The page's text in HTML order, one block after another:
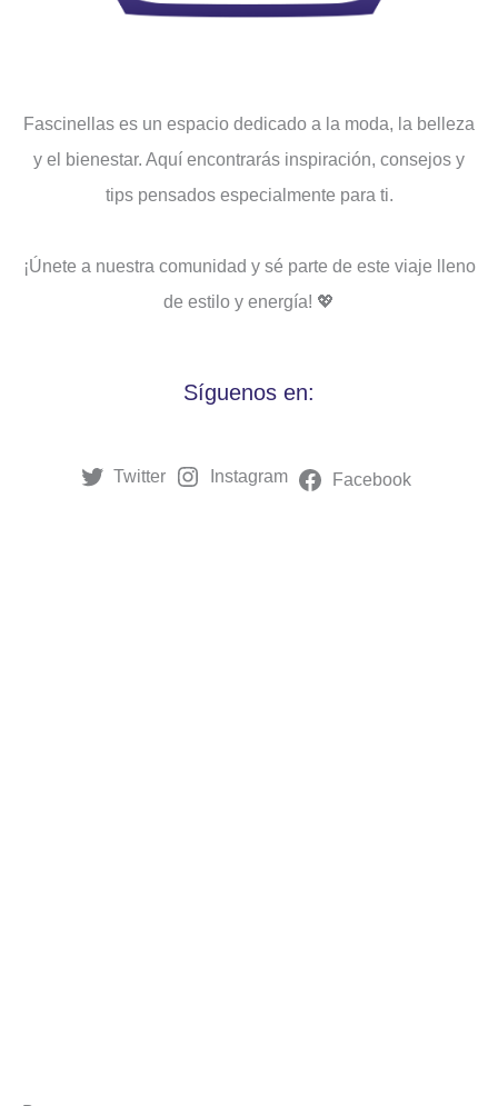
Fascinellas es un espacio dedicado a la moda, la belleza
y el bienestar. Aquí encontrarás inspiración, consejos y
tips pensados ​​especialmente para ti.
¡Únete a nuestra comunidad y sé parte de este viaje lleno
de estilo y energía! 💖
Síguenos en:
Twitter Instagram Facebook